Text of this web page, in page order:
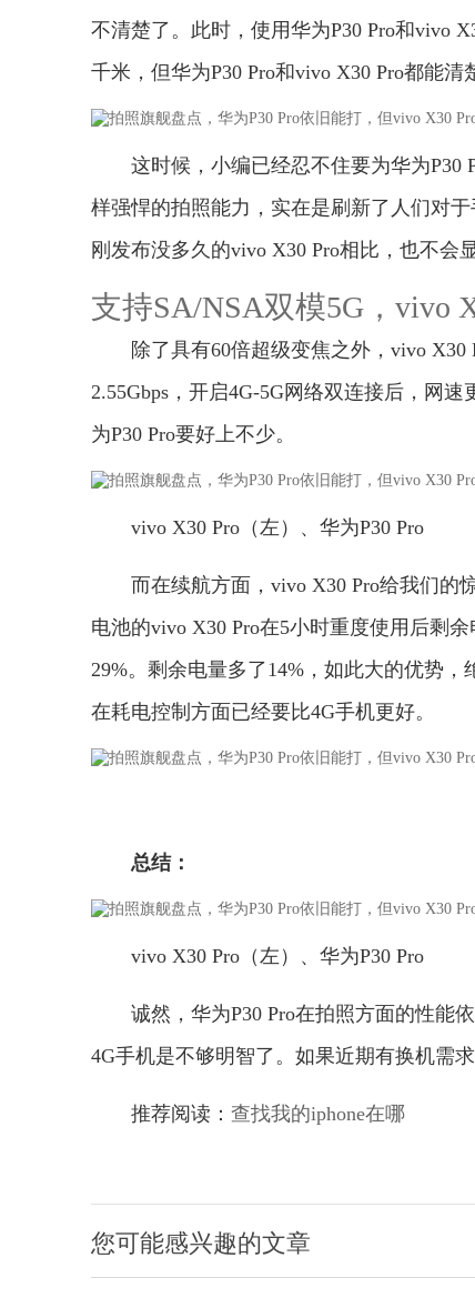
不清楚了。此时，使用华为P30 Pro和vivo
千米，但华为P30 Pro和vivo X30 Pro都能清
这时候，小编已经忍不住要为华为P30
样强悍的拍照能力，实在是刷新了人们对
刚发布没多久的vivo X30 Pro相比，也不会
支持SA/NSA双模5G，vivo
除了具有60倍超级变焦之外，vivo
2.55Gbps，开启4G-5G网络双连接后，网
为P30 Pro要好上不少。
vivo X30 Pro（左）、华为P30 Pro
而在续航方面，vivo X30 Pro给我们的
电池的vivo X30 Pro在5小时重度使用后剩
29%。剩余电量多了14%，如此大的优势
在耗电控制方面已经要比4G手机更好。
总结：
vivo X30 Pro（左）、华为P30 Pro
诚然，华为P30 Pro在拍照方面的性能
4G手机是不够明智了。如果近期有换机需
推荐阅读： 查找我的iphone在哪
您可能感兴趣的文章